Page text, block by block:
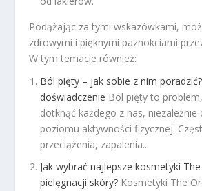
Podążając za tymi wskazówkami,
zdrowymi i pięknymi paznokciami
W tym temacie również:
Ból pięty – jak sobie z nim
doświadczenie Ból pięty to
dotknąć każdego z nas, niezależnie
poziomu aktywności fizycznej.
przeciążenia, zapalenia...
Jak wybrać najlepsze kosmetyki
pielęgnacji skóry? Kosmetyki The